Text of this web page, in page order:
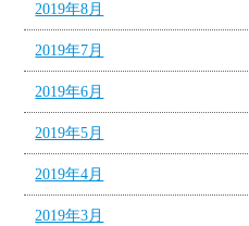
2019年8月
2019年7月
2019年6月
2019年5月
2019年4月
2019年3月